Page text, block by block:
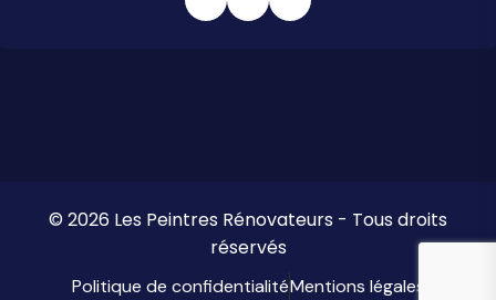
© 2026 Les Peintres Rénovateurs - Tous droits
réservés
Politique de confidentialitéMentions légales